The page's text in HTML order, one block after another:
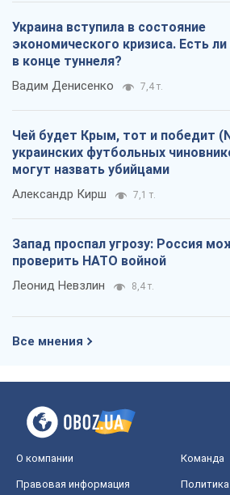
Украина вступила в состояние
экономического кризиса. Есть ли
в конце туннеля?
Вадим Денисенко 7,4 т.
Чей будет Крым, тот и победит
украинских футбольных
могут назвать убийцами
Александр Кирш 7,1 т.
Запад проспал угрозу: Россия
проверить НАТО войной
Леонид Невзлин 8,4 т.
Все мнения
О компании Команда
Правовая информация
Политика